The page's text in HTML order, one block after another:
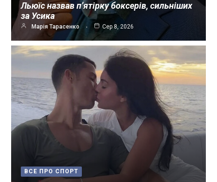
Льюїс назвав п’ятірку боксерів, сильніших
за Усика
Марія Тарасенко Сер 8, 2026
ВСЕ ПРО СПОРТ